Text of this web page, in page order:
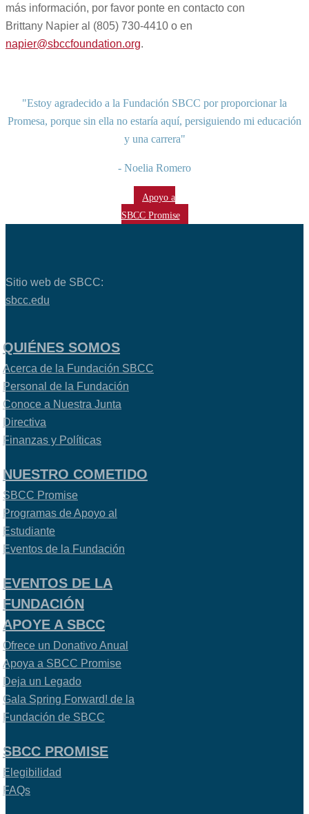
más información, por favor ponte en contacto con
Brittany Napier al (805) 730-4410 o en
napier@sbccfoundation.org.
"Estoy agradecido a la Fundación SBCC por proporcionar la
Promesa, porque sin ella no estaría aquí, persiguiendo mi educación
y una carrera"
- Noelia Romero
Apoyo a
SBCC Promise
Sitio web de SBCC:
sbcc.edu
QUIÉNES SOMOS
Acerca de la Fundación SBCC
Personal de la Fundación
Conoce a Nuestra Junta
Directiva
Finanzas y Políticas
NUESTRO COMETIDO
SBCC Promise
Programas de Apoyo al
Estudiante
Eventos de la Fundación
EVENTOS DE LA
FUNDACIÓN
APOYE A SBCC
Ofrece un Donativo Anual
Apoya a SBCC Promise
Deja un Legado
Gala Spring Forward! de la
Fundación de SBCC
SBCC PROMISE
Elegibilidad
FAQs